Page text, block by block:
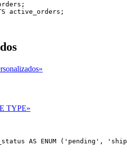
active_orders;
TYPE»
AS ENUM ( ' pending ' , '